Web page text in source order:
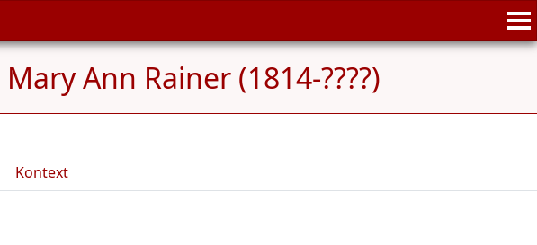
Mary Ann Rainer (1814-????)
Kontext